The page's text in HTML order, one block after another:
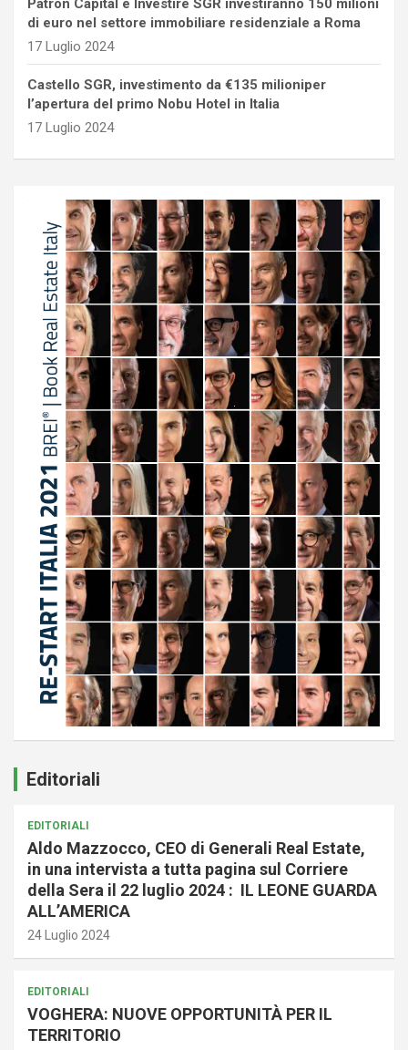
Patron Capital e Investire SGR investiranno 150 milioni
di euro nel settore immobiliare residenziale a Roma
17 Luglio 2024
Castello SGR, investimento da €135 milioniper
l’apertura del primo Nobu Hotel in Italia
17 Luglio 2024
Editoriali
EDITORIALI
Aldo Mazzocco, CEO di Generali Real Estate,
in una intervista a tutta pagina sul Corriere
della Sera il 22 luglio 2024 : IL LEONE GUARDA
ALL’AMERICA
24 Luglio 2024
EDITORIALI
VOGHERA: NUOVE OPPORTUNITÀ PER IL
TERRITORIO